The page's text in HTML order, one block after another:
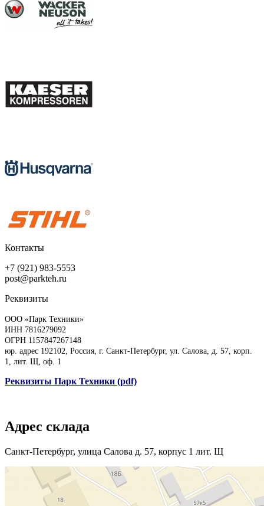
Контакты
+7 (921) 983-5553
post@parkteh.ru
Реквизиты
ООО «Парк Техники»
ИНН 7816279092
ОГРН 1157847267148
юр. адрес 192102, Россия, г. Санкт-Петербург, ул. Салова, д. 57, корп.
1, лит. Щ, оф. 1
Реквизиты Парк Техники (pdf)
Адрес склада
Санкт-Петербург, улица Салова д. 57, корпус 1 лит. Щ